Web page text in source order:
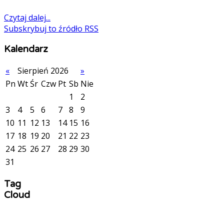
Czytaj dalej...
Subskrybuj to źródło RSS
Kalendarz
«
Sierpień 2026
»
Pn WtŚr Czw Pt Sb Nie
1
2
3
4 5 6 7 8
9
10 11 12 13 14 15 16
17 18 19 20 21 22 23
24 25 26 27 28 29 30
31
Tag
Cloud